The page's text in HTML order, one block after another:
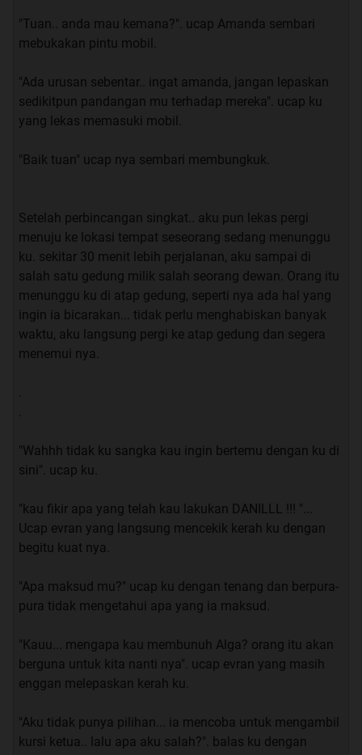
“ Aku butuh masukan, aku merasa ada yang kurang”.
tanya ku
“maaf… maaf… baiklah kalau begitu, akan lebih baik jika
kita tambahkan sentuhan wangi Melati”. saut ku.
nya”. Jawab ku
Quote:
WAJIB DI BACA
Kita stop dulu, Sebelum nya saya ingin menyampaikan
beberapa hal yang mendasari cerita ini :
B.Dan cerita ini akan mengambil sudut pandang utama
seluruh nya Kisah nyata, jika harus di Persenkan
mungkin hanya sekitar 30%, dan sisa nya adalah
Bumbu-Bumbu dari imajinasi saya sendiri
kuliah semester 3
E.Saya sudah mendapatkan persetujuan “Hampir”
saja saya akan menyamarkan nama-nama mereka.
Seperti biasa saya sangat berterima kasih jika agan atau
terhadap thread ini.
TIdak perlu berlama-lama lagi mendengar curhatan
"Tuan.. anda mau kemana?". ucap Amanda sembari
mebukakan pintu mobil.
"Ada urusan sebentar.. ingat amanda, jangan lepaskan
sedikitpun pandangan mu terhadap mereka". ucap ku
yang lekas memasuki mobil.
"Baik tuan" ucap nya sembari membungkuk.
Setelah perbincangan singkat.. aku pun lekas pergi
menuju ke lokasi tempat seseorang sedang menunggu
ku. sekitar 30 menit lebih perjalanan, aku sampai di
salah satu gedung milik salah seorang dewan. Orang itu
menunggu ku di atap gedung, seperti nya ada hal yang
ingin ia bicarakan... tidak perlu menghabiskan banyak
waktu, aku langsung pergi ke atap gedung dan segera
menemui nya.
"Wahhh tidak ku sangka kau ingin bertemu dengan ku di
sini". ucap ku.
"kau fikir apa yang telah kau lakukan DANILLL !!! "...
Ucap evran yang langsung mencekik kerah ku dengan
begitu kuat nya.
"Apa maksud mu?" ucap ku dengan tenang dan berpura-
pura tidak mengetahui apa yang ia maksud.
"Kauu... mengapa kau membunuh Alga? orang itu akan
berguna untuk kita nanti nya". ucap evran yang masih
enggan melepaskan kerah ku.
"Aku tidak punya pilihan... ia mencoba untuk mengambil
kursi ketua.. lalu apa aku salah?". balas ku dengan